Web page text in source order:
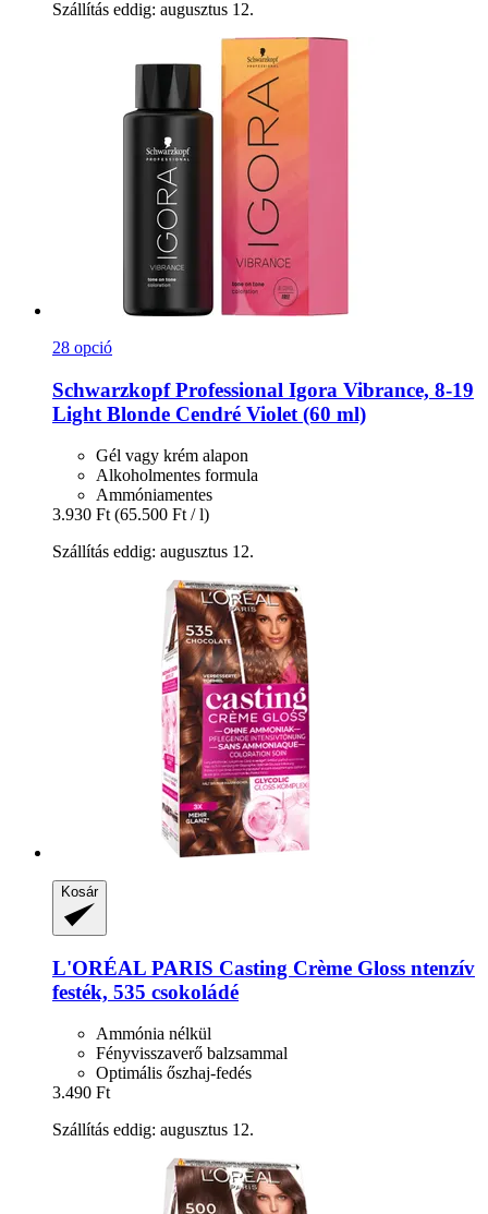
Szállítás eddig: augusztus 12.
28 opció
Schwarzkopf Professional Igora Vibrance, 8-​19
Light Blonde Cendré Violet (60 ml)
Gél vagy krém alapon
Alkoholmentes formula
Ammóniamentes
3.930 Ft (65.500 Ft / l)
Szállítás eddig: augusztus 12.
Kosár
L'ORÉAL PARIS Casting Crème Gloss ntenzív
festék, 535 csokoládé
Ammónia nélkül
Fényvisszaverő balzsammal
Optimális őszhaj-fedés
3.490 Ft
Szállítás eddig: augusztus 12.